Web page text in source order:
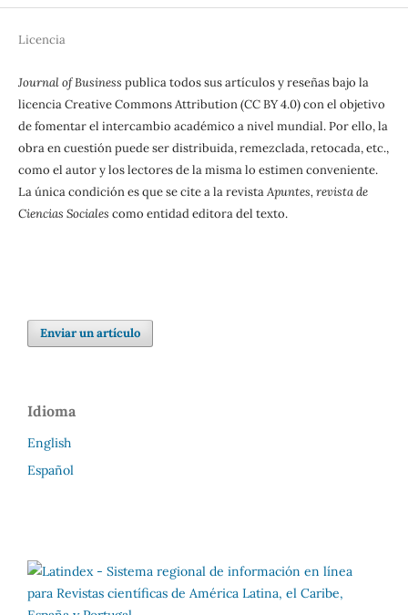
Licencia
Journal of Business publica todos sus artículos y reseñas bajo la
licencia Creative Commons Attribution (CC BY 4.0) con el objetivo
de fomentar el intercambio académico a nivel mundial. Por ello, la
obra en cuestión puede ser distribuida, remezclada, retocada, etc.,
como el autor y los lectores de la misma lo estimen conveniente.
La única condición es que se cite a la revistaApuntes, revista de
Ciencias Sociales como entidad editora del texto.
Enviar un artículo
Idioma
English
Español